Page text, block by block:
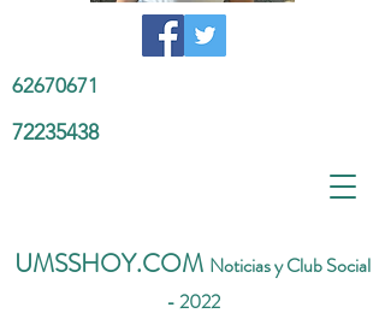
UMSSHOY.COM Noticias y Club Social
- 2022
62670671
72235438